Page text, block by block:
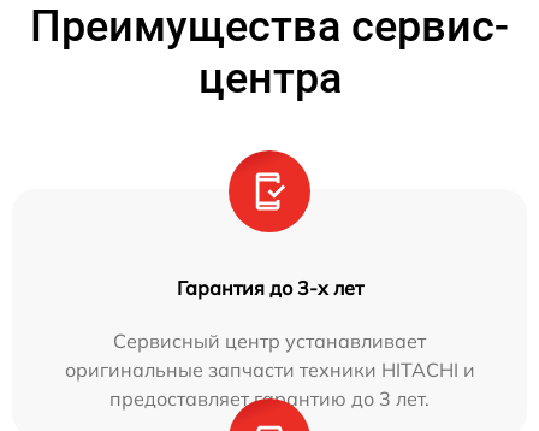
Преимущества сервис-
центра
Гарантия до 3-х лет
Сервисный центр устанавливает
оригинальные запчасти техники HITACHI и
предоставляет гарантию до 3 лет.